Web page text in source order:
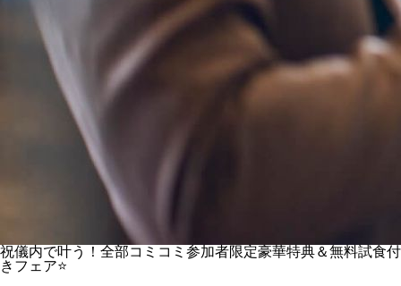
祝儀内で叶う！全部コミコミ参加者限定豪華特典＆無料試食付
きフェア⭐